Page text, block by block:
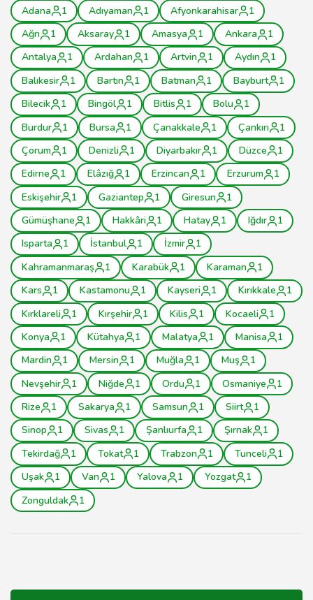
Adana 1 Adıyaman 1 Afyonkarahisar
1
Ağrı
1 Aksaray 1 Amasya 1 Ankara
1
Antalya
1 Ardahan 1 Artvin 1 Aydın
1
Balıkesir
1 Bartın 1 Batman 1 Bayburt
1
Bilecik
1 Bingöl 1 Bitlis 1 Bolu
1
Burdur
1 Bursa 1 Çanakkale 1 Çankırı
1
Çorum
1 Denizli 1 Diyarbakır 1 Düzce
1
Edirne
1 Elâzığ 1 Erzincan 1 Erzurum
1
Eskişehir
1 Gaziantep 1 Giresun
1
Gümüşhane
1 Hakkâri 1 Hatay 1 Iğdır
1
Isparta
1 İstanbul 1 İzmir
1
Kahramanmaraş
1 Karabük 1 Karaman
1
Kars
1 Kastamonu 1 Kayseri 1 Kırıkkale
1
Kırklareli
1 Kırşehir 1 Kilis 1 Kocaeli
1
Konya
1 Kütahya 1 Malatya 1 Manisa
1
Mardin
1 Mersin 1 Muğla 1 Muş
1
Nevşehir
1 Niğde 1 Ordu 1 Osmaniye
1
Rize
1 Sakarya 1 Samsun 1 Siirt
1
Sinop
1 Sivas 1 Şanlıurfa 1 Şırnak
1
Tekirdağ
1 Tokat 1 Trabzon 1 Tunceli
1
Uşak
1 Van 1 Yalova 1 Yozgat
1
Zonguldak
1